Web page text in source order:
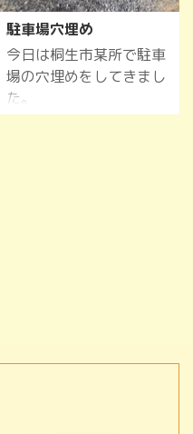
駐車場穴埋め
今日は桐生市某所で駐車
場の穴埋めをしてきまし
た。